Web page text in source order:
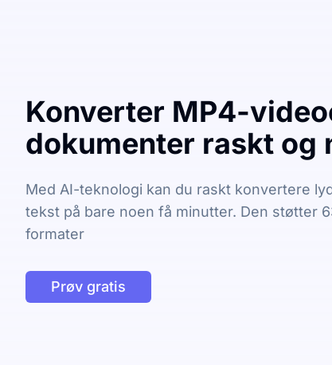
Konverter MP4-
dokumenter raskt og
Med AI-teknologi kan du raskt konvertere
tekst på bare noen få minutter. Den støtter
formater
Prøv gratis